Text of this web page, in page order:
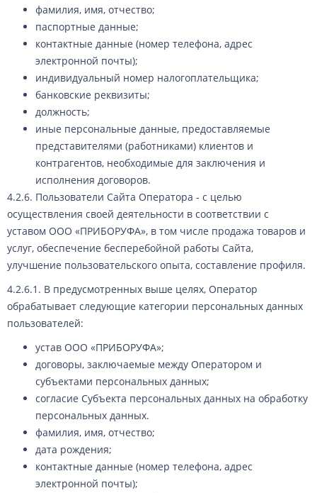
фамилия, имя, отчество;
паспортные данные;
контактные данные (номер телефона, адрес
электронной почты);
индивидуальный номер налогоплательщика;
банковские реквизиты;
должность;
иные персональные данные, предоставляемые
представителями (работниками) клиентов и
контрагентов, необходимые для заключения и
исполнения договоров.
4.2.6. Пользователи Сайта Оператора - с целью
осуществления своей деятельности в соответствии с
уставом ООО «ПРИБОРУФА», в том числе продажа товаров и
услуг, обеспечение бесперебойной работы Сайта,
улучшение пользовательского опыта, составление профиля.
4.2.6.1. В предусмотренных выше целях, Оператор
обрабатывает следующие категории персональных данных
пользователей:
устав ООО «ПРИБОРУФА»;
договоры, заключаемые между Оператором и
субъектами персональных данных;
согласие Субъекта персональных данных на обработку
персональных данных.
фамилия, имя, отчество;
дата рождения;
контактные данные (номер телефона, адрес
электронной почты);